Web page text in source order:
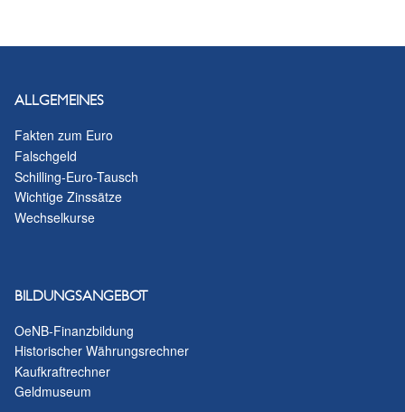
ALLGEMEINES
Fakten zum Euro
Falschgeld
Schilling-Euro-Tausch
Wichtige Zinssätze
Wechselkurse
BILDUNGSANGEBOT
OeNB-Finanzbildung
Historischer Währungsrechner
Kaufkraftrechner
Geldmuseum